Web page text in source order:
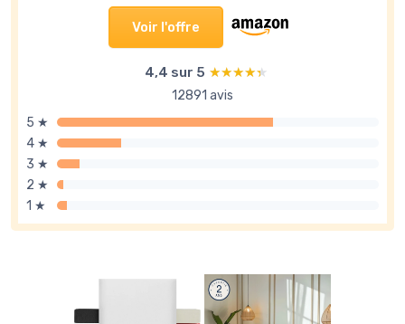
Voir l'offre
4,4 sur 5 ★★★★★
★★★★★
12891 avis
5 ★
4 ★
3 ★
2 ★
1 ★